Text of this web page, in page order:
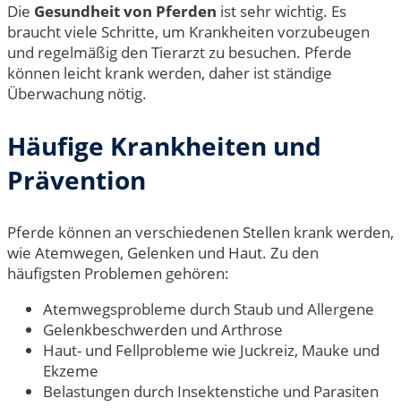
Die Gesundheit von Pferden ist sehr wichtig. Es
braucht viele Schritte, um Krankheiten vorzubeugen
und regelmäßig den Tierarzt zu besuchen. Pferde
können leicht krank werden, daher ist ständige
Überwachung nötig.
Häufige Krankheiten und
Prävention
Pferde können an verschiedenen Stellen krank werden,
wie Atemwegen, Gelenken und Haut. Zu den
häufigsten Problemen gehören:
Atemwegsprobleme durch Staub und Allergene
Gelenkbeschwerden und Arthrose
Haut- und Fellprobleme wie Juckreiz, Mauke und
Ekzeme
Belastungen durch Insektenstiche und Parasiten